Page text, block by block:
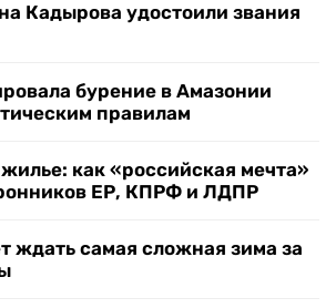
Кадырова удостоили звания
бурение в Амазонии
правилам
как «российская мечта»
ЕР, КПРФ и ЛДПР
ждать самая сложная зима за